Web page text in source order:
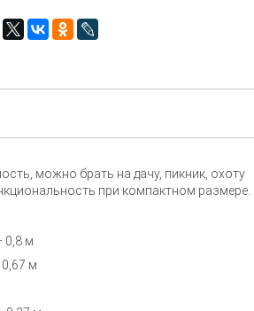
можно брать на дачу, пикник, охоту
при компактном размере.
0,8 м
м